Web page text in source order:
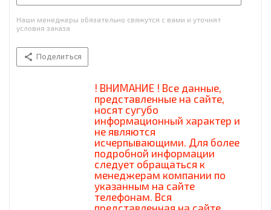
Наши менеджеры обязательно свяжутся с вами и уточнят
условия заказа
Поделиться
! ВНИМАНИЕ ! Все данные,
представленные на сайте,
носят сугубо
информационный характер и
не являются
исчерпывающими. Для более
подробной информации
следует обращаться к
менеджерам компании по
указанным на сайте
телефонам. Вся
представленная на сайте